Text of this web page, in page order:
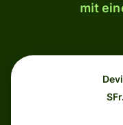
mit